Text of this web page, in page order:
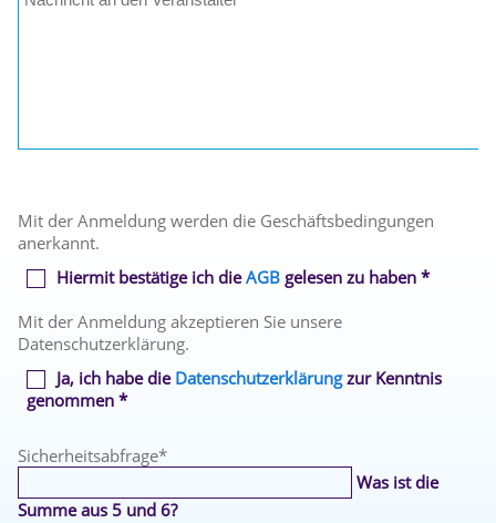
Mit der Anmeldung werden die Geschäftsbedingungen
anerkannt.
Hiermit bestätige ich dieAGB gelesen zu haben *
Mit der Anmeldung akzeptieren Sie unsere
Datenschutzerklärung.
Ja, ich habe die Datenschutzerklärungzur Kenntnis
genommen *
Sicherheitsabfrage*
Was ist die
Summe aus 5 und 6?